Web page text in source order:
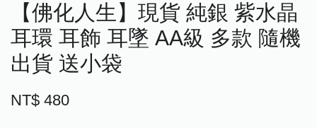
【佛化人生】現貨 純銀 紫水晶
耳環 耳飾 耳墜 AA級 多款 隨機
出貨 送小袋
NT$ 480